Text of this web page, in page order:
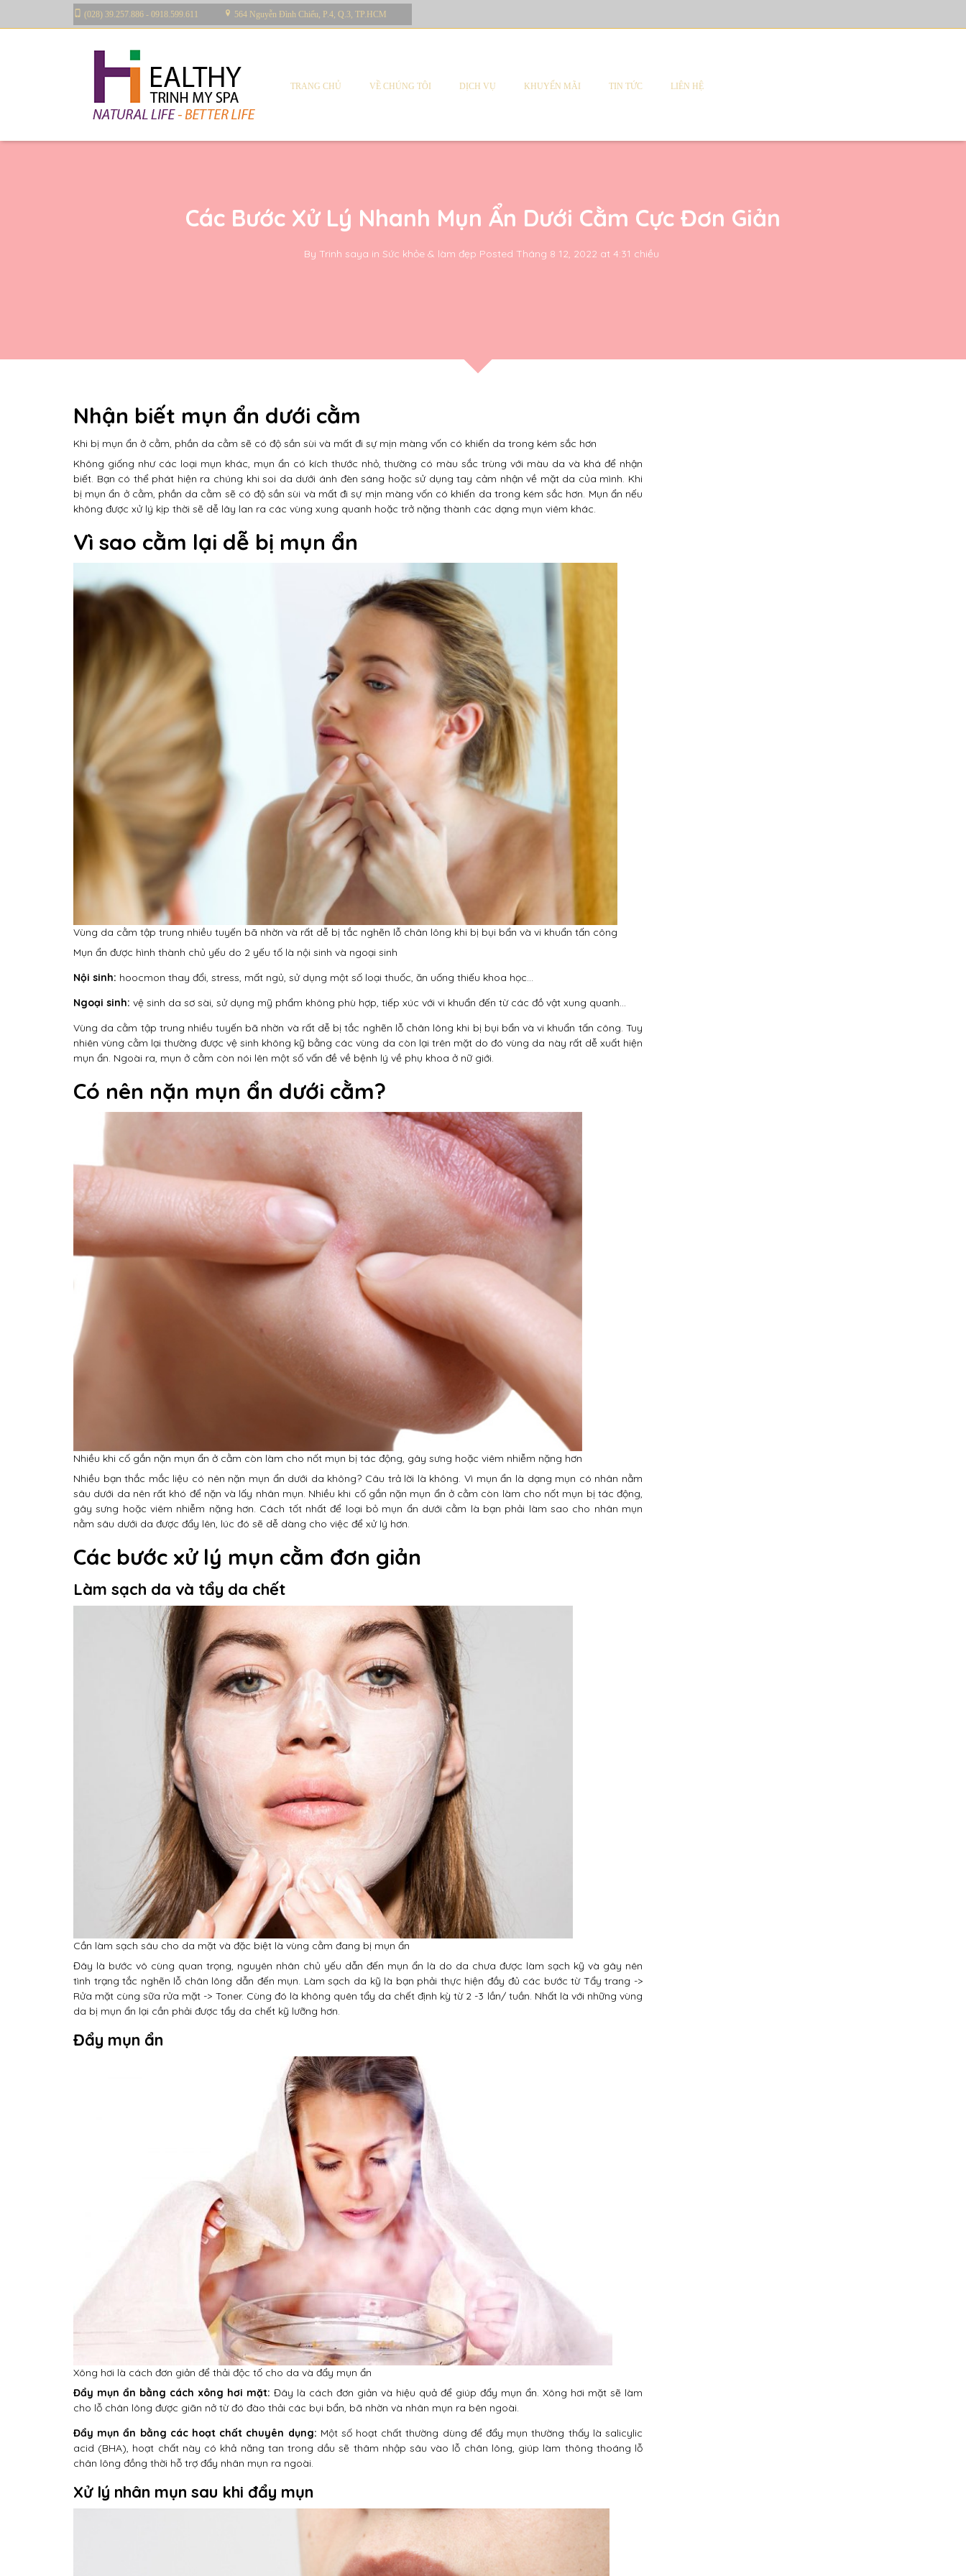
(028) 39.257.886 - 0918.599.611 564 Nguyễn Đình Chiểu, P.4, Q.3, TP.HCM
TRANG CHỦ VỀ CHÚNG TÔI DỊCH VỤ KHUYẾN MÃI TIN TỨC LIÊN HỆ
Các Bước Xử Lý Nhanh Mụn Ẩn Dưới Cằm Cực Đơn Giản
By Trinh saya in Sức khỏe & làm đẹp Posted Tháng 8 12, 2022 at 4:31 chiều
Nhận biết mụn ẩn dưới cằm
Khi bị mụn ẩn ở cằm, phần da cằm sẽ có độ sần sùi và mất đi sự mịn màng vốn có khiến da trong kém sắc hơn
Không giống như các loại mụn khác, mụn ẩn có kích thước nhỏ, thường có màu sắc trùng với màu da và khá để nhận
biết. Bạn có thể phát hiện ra chúng khi soi da dưới ánh đèn sáng hoặc sử dụng tay cảm nhận về mặt da của mình. Khi
bị mụn ẩn ở cằm, phần da cằm sẽ có độ sần sùi và mất đi sự mịn màng vốn có khiến da trong kém sắc hơn. Mụn ẩn nếu
không được xử lý kịp thời sẽ dễ lây lan ra các vùng xung quanh hoặc trở nặng thành các dạng mụn viêm khác.
Vì sao cằm lại dễ bị mụn ẩn
Vùng da cằm tập trung nhiều tuyến bã nhờn và rất dễ bị tắc nghẽn lỗ chân lông khi bị bụi bẩn và vi khuẩn tấn công
Mụn ẩn được hình thành chủ yếu do 2 yếu tố là nội sinh và ngoại sinh
Nội sinh: hoocmon thay đổi, stress, mất ngủ, sử dụng một số loại thuốc, ăn uống thiếu khoa học…
Ngoại sinh: vệ sinh da sơ sài, sử dụng mỹ phẩm không phù hợp, tiếp xúc với vi khuẩn đến từ các đồ vật xung quanh…
Vùng da cằm tập trung nhiều tuyến bã nhờn và rất dễ bị tắc nghẽn lỗ chân lông khi bị bụi bẩn và vi khuẩn tấn công. Tuy
nhiên vùng cằm lại thường được vệ sinh không kỹ bằng các vùng da còn lại trên mặt do đó vùng da này rất dễ xuất hiện
mụn ẩn. Ngoài ra, mụn ở cằm còn nói lên một số vấn đề về bệnh lý về phụ khoa ở nữ giới.
Có nên nặn mụn ẩn dưới cằm?
Nhiều khi cố gắn nặn mụn ẩn ở cằm còn làm cho nốt mụn bị tác động, gây sưng hoặc viêm nhiễm nặng hơn
Nhiều bạn thắc mắc liệu có nên nặn mụn ẩn dưới da không? Câu trả lời là không. Vì mụn ẩn là dạng mụn có nhân nằm
sâu dưới da nên rất khó để nặn và lấy nhân mụn. Nhiều khi cố gắn nặn mụn ẩn ở cằm còn làm cho nốt mụn bị tác động,
gây sưng hoặc viêm nhiễm nặng hơn. Cách tốt nhất để loại bỏ mụn ẩn dưới cằm là bạn phải làm sao cho nhân mụn
nằm sâu dưới da được đẩy lên, lúc đó sẽ dễ dàng cho việc để xử lý hơn.
Các bước xử lý mụn cằm đơn giản
Làm sạch da và tẩy da chết
Cần làm sạch sâu cho da mặt và đặc biệt là vùng cằm đang bị mụn ẩn
Đây là bước vô cùng quan trọng, nguyên nhân chủ yếu dẫn đến mụn ẩn là do da chưa được làm sạch kỹ và gây nên
tình trạng tắc nghẽn lỗ chân lông dẫn đến mụn. Làm sạch da kỹ là bạn phải thực hiện đầy đủ các bước từ Tẩy trang ->
Rửa mặt cùng sữa rửa mặt -> Toner. Cùng đó là không quên tẩy da chết định kỳ từ 2 -3 lần/ tuần. Nhất là với những vùng
da bị mụn ẩn lại cần phải được tẩy da chết kỹ lưỡng hơn.
Đẩy mụn ẩn
Xông hơi là cách đơn giản để thải độc tố cho da và đẩy mụn ẩn
Đẩy mụn ẩn bằng cách xông hơi mặt: Đây là cách đơn giản và hiệu quả để giúp đẩy mụn ẩn. Xông hơi mặt sẽ làm
cho lỗ chân lông được giãn nở từ đó đào thải các bụi bẩn, bã nhờn và nhân mụn ra bên ngoài.
Đẩy mụn ẩn bằng các hoạt chất chuyên dụng: Một số hoạt chất thường dùng để đẩy mụn thường thấy là salicylic
acid (BHA), hoạt chất này có khả năng tan trong dầu sẽ thâm nhập sâu vào lỗ chân lông, giúp làm thông thoáng lỗ
chân lông đồng thời hỗ trợ đẩy nhân mụn ra ngoài.
Xử lý nhân mụn sau khi đẩy mụn